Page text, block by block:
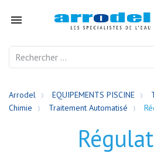

Arrodel EQUIPEMENTS PISCINE
Chimie
Traitement Automatisé